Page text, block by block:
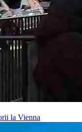
la Vienna